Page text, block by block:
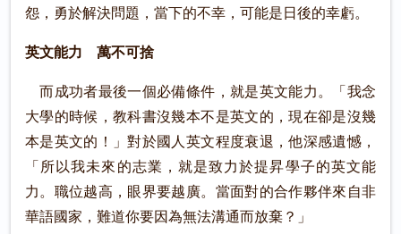
怨，勇於解決問題，當下的不幸，可能是日後的幸虧。
英文能力 萬不可捨
而成功者最後一個必備條件，就是英文能力。「我念
大學的時候，教科書沒幾本不是英文的，現在卻是沒幾
本是英文的！」對於國人英文程度衰退，他深感遺憾，
「所以我未來的志業，就是致力於提昇學子的英文能
力。職位越高，眼界要越廣。當面對的合作夥伴來自非
華語國家，難道你要因為無法溝通而放棄？」